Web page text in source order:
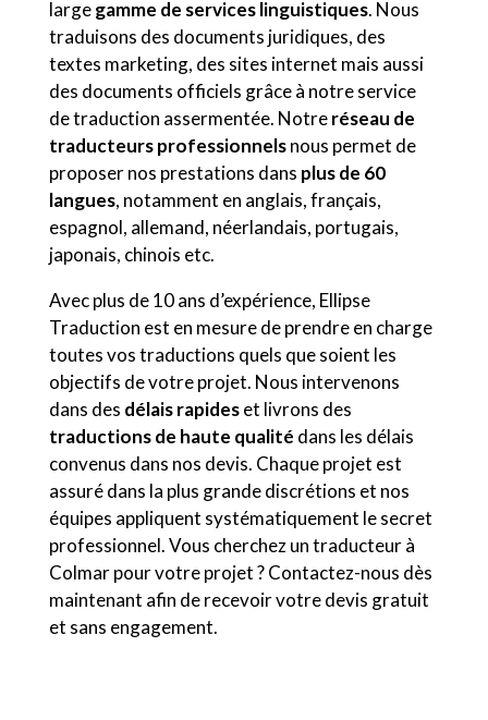
largegamme de services linguistiques. Nous
traduisons des documents juridiques, des
textes marketing, des sites internet mais aussi
des documents officiels grâce à notre service
de traduction assermentée. Notreréseau de
traducteurs professionnelsnous permet de
proposer nos prestations dans plus de 60
langues, notamment en anglais, français,
espagnol, allemand, néerlandais, portugais,
japonais, chinois etc.
Avec plus de 10 ans d’expérience, Ellipse
Traduction est en mesure de prendre en charge
toutes vos traductions quels que soient les
objectifs de votre projet. Nous intervenons
dans des délais rapideset livrons des
traductions de haute qualité dans les délais
convenus dans nos devis. Chaque projet est
assuré dans la plus grande discrétions et nos
équipes appliquent systématiquement le secret
professionnel. Vous cherchez un traducteur à
Colmar pour votre projet ? Contactez-nous dès
maintenant afin de recevoir votre devis gratuit
et sans engagement.